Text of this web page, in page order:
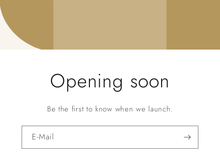
Opening soon
Be the first to know when we launch.
E-Mail